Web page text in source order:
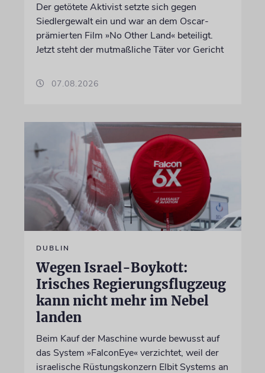
Der getötete Aktivist setzte sich gegen
Siedlergewalt ein und war an dem Oscar-
prämierten Film »No Other Land« beteiligt.
Jetzt steht der mutmaßliche Täter vor Gericht
07.08.2026
DUBLIN
Wegen Israel-Boykott:
Irisches Regierungsflugzeug
kann nicht mehr im Nebel
landen
Beim Kauf der Maschine wurde bewusst auf
das System »FalconEye« verzichtet, weil der
israelische Rüstungskonzern Elbit Systems an